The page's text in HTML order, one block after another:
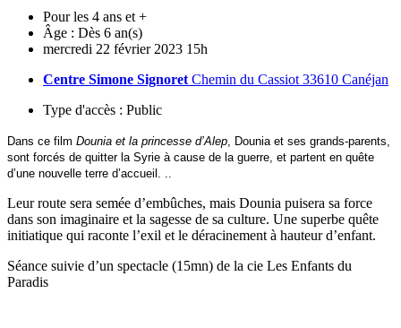
Pour les 4 ans et +
Âge : Dès 6 an(s)
mercredi 22 février 2023 15h
Centre Simone Signoret Chemin du Cassiot 33610 Canéjan
Type d'accès : Public
Dans ce film Dounia et la princesse d’Alep , Dounia et ses grands-parents,
sont forcés de quitter la Syrie à cause de la guerre, et partent en quête
d’une nouvelle terre d’accueil. ..
Leur route sera semée d’embûches, mais Dounia puisera sa force
dans son imaginaire et la sagesse de sa culture. Une superbe quête
initiatique qui raconte l’exil et le déracinement à hauteur d’enfant.
Séance suivie d’un spectacle (15mn) de la cie Les Enfants du
Paradis